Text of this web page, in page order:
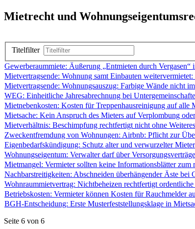
Mietrecht und
Titelfilter
Gewerberaummiete: Äußerung „Entmieten durch
Mietvertragsende: Wohnung samt Einbauten
Mietvertragsende: Wohnungsauszug: Farbige Wände nicht
WEG: Einheitliche Jahresabrechnung bei
Mietnebenkosten: Kosten für Treppenhausreinigung auf alle
Mietsache: Kein Anspruch des Mieters auf Verplombung
Mietverhältnis: Beschimpfung rechtfertigt nicht ohne
Zweckentfremdung von Wohnungen: Airbnb: Pflicht zur
Eigenbedarfskündigung: Schutz alter und verwurzelter Mieter
Wohnungseigentum: Verwalter darf über
Mietmangel: Vermieter sollten keine Informationsblätter zum
Nachbarstreitigkeiten: Abschneiden überhängender Äste bei
Wohnraummietvertrag: Nichtbeheizen rechtfertigt
Betriebskosten: Vermieter können Kosten für Rauchmelder
BGH-Entscheidung: Erste Musterfeststellungsklage in
Seite 6 von 6